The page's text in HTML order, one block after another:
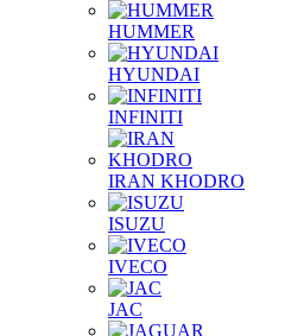
HUMMER
HYUNDAI
INFINITI
IRAN KHODRO
ISUZU
IVECO
JAC